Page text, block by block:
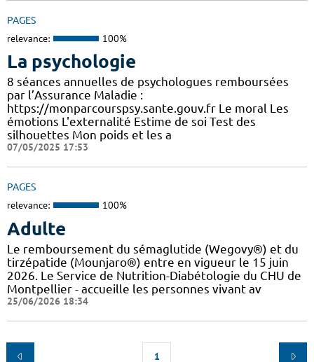
PAGES
relevance: 100%
La psychologie
8 séances annuelles de psychologues remboursées
par l’Assurance Maladie :
https://monparcourspsy.sante.gouv.fr Le moral Les
émotions L'externalité Estime de soi Test des
silhouettes Mon poids et les a
07/05/2025 17:53
PAGES
relevance: 100%
Adulte
Le remboursement du sémaglutide (Wegovy®) et du
tirzépatide (Mounjaro®) entre en vigueur le 15 juin
2026. Le Service de Nutrition-Diabétologie du CHU de
Montpellier - accueille les personnes vivant av
25/06/2026 18:34
1